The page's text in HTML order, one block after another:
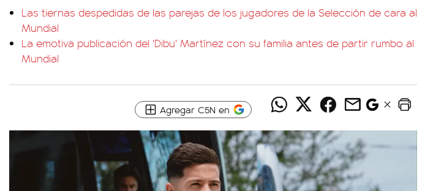
Las tiernas despedidas de las parejas de los jugadores de la Selección de cara al
Mundial
La emotiva publicación del 'Dibu' Martínez con su familia antes de partir rumbo al
Mundial
Agregar C5N en